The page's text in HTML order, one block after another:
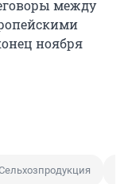
между
ноября